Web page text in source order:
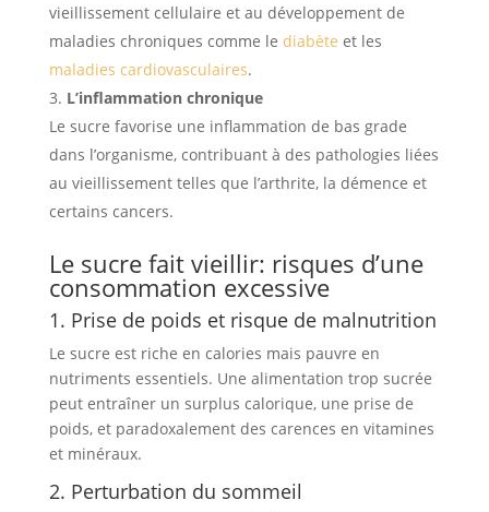
vieillissement cellulaire et au développement de
maladies chroniques comme le diabète et les
maladies cardiovasculaires.
L’inflammation chronique
Le sucre favorise une inflammation de bas grade
dans l’organisme, contribuant à des pathologies liées
au vieillissement telles que l’arthrite, la démence et
certains cancers.
Le sucre fait vieillir: risques d’une
consommation excessive
1. Prise de poids et risque de malnutrition
Le sucre est riche en calories mais pauvre en
nutriments essentiels. Une alimentation trop sucrée
peut entraîner un surplus calorique, une prise de
poids, et paradoxalement des carences en vitamines
et minéraux.
2. Perturbation du sommeil